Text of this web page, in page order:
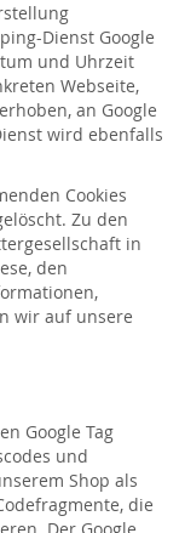
Dienst Google
und Uhrzeit
Webseite,
an Google
wird ebenfalls
Cookies
Zu den
in
den
wir auf unsere
Google Tag
und
Shop als
die